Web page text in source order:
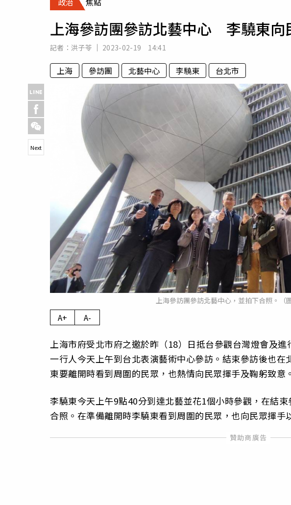
專欄
房產新勢力
上海參訪團參訪北藝中心 李驍東向
記者： 洪子苓 2023-02-19 14:41
上海 參訪團 北藝中心 李驍東 台北市
上海參訪團參訪北藝中心，並拍下合照。（
Next
A+ A-
上海市府受北市府之邀於昨（18）日抵台參觀台灣燈會及
一行人今天上午到台北表演藝術中心參訪。結束參訪後也
東要離開時看到周圍的民眾，也熱情向民眾揮手及鞠躬致意。
李驍東今天上午9點40分到達北藝並花1個小時參觀，在結
合照。在準備離開時李驍東看到周圍的民眾，也向民眾揮手